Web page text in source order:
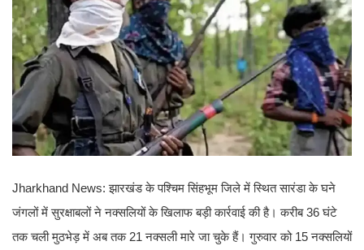
Jharkhand News: झारखंड के पश्चिम सिंहभूम जिले में स्थित सारंडा के घने
जंगलों में सुरक्षाबलों ने नक्सलियों के खिलाफ बड़ी कार्रवाई की है। करीब 36 घंटे
तक चली मुठभेड़ में अब तक 21 नक्सली मारे जा चुके हैं। गुरुवार को 15 नक्सलियों